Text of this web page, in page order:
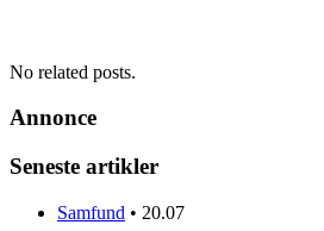
No related posts.
Annonce
Seneste artikler
Samfund • 20.07